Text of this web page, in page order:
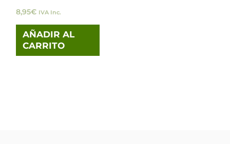
8,95€ IVA Inc.
AÑADIR AL
CARRITO